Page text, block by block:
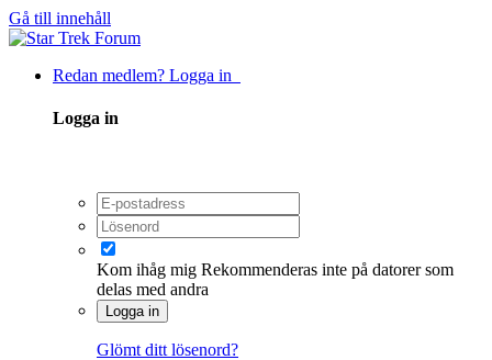
Gå till innehåll
Redan medlem? Logga in
Logga in
Kom ihåg mig Rekommenderas inte på datorer som
delas med andra
Logga in
Glömt ditt lösenord?